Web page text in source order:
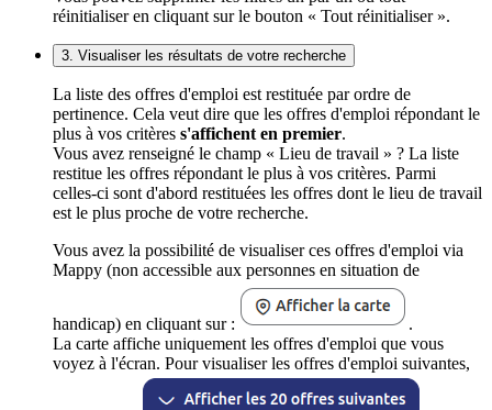
réinitialiser en cliquant sur le bouton « Tout réinitialiser ».
3. Visualiser les résultats de votre recherche
La liste des offres d'emploi est restituée par ordre de
pertinence. Cela veut dire que les offres d'emploi répondant le
plus à vos critères s'affichent en premier.
Vous avez renseigné le champ « Lieu de travail » ? La liste
restitue les offres répondant le plus à vos critères. Parmi
celles-ci sont d'abord restituées les offres dont le lieu de travail
est le plus proche de votre recherche.
Vous avez la possibilité de visualiser ces offres d'emploi via
Mappy (non accessible aux personnes en situation de
handicap) en cliquant sur :
.
La carte affiche uniquement les offres d'emploi que vous
voyez à l'écran. Pour visualiser les offres d'emploi suivantes,